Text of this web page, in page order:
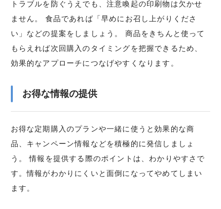
トラブルを防ぐうえでも、注意喚起の印刷物は欠かせ
ません。 食品であれば「早めにお召し上がりくださ
い」などの提案をしましょう。 商品をきちんと使って
もらえれば次回購入のタイミングを把握できるため、
効果的なアプローチにつなげやすくなります。
お得な情報の提供
お得な定期購入のプランや一緒に使うと効果的な商
品、キャンペーン情報などを積極的に発信しましょ
う。 情報を提供する際のポイントは、わかりやすさで
す。情報がわかりにくいと面倒になってやめてしまい
ます。